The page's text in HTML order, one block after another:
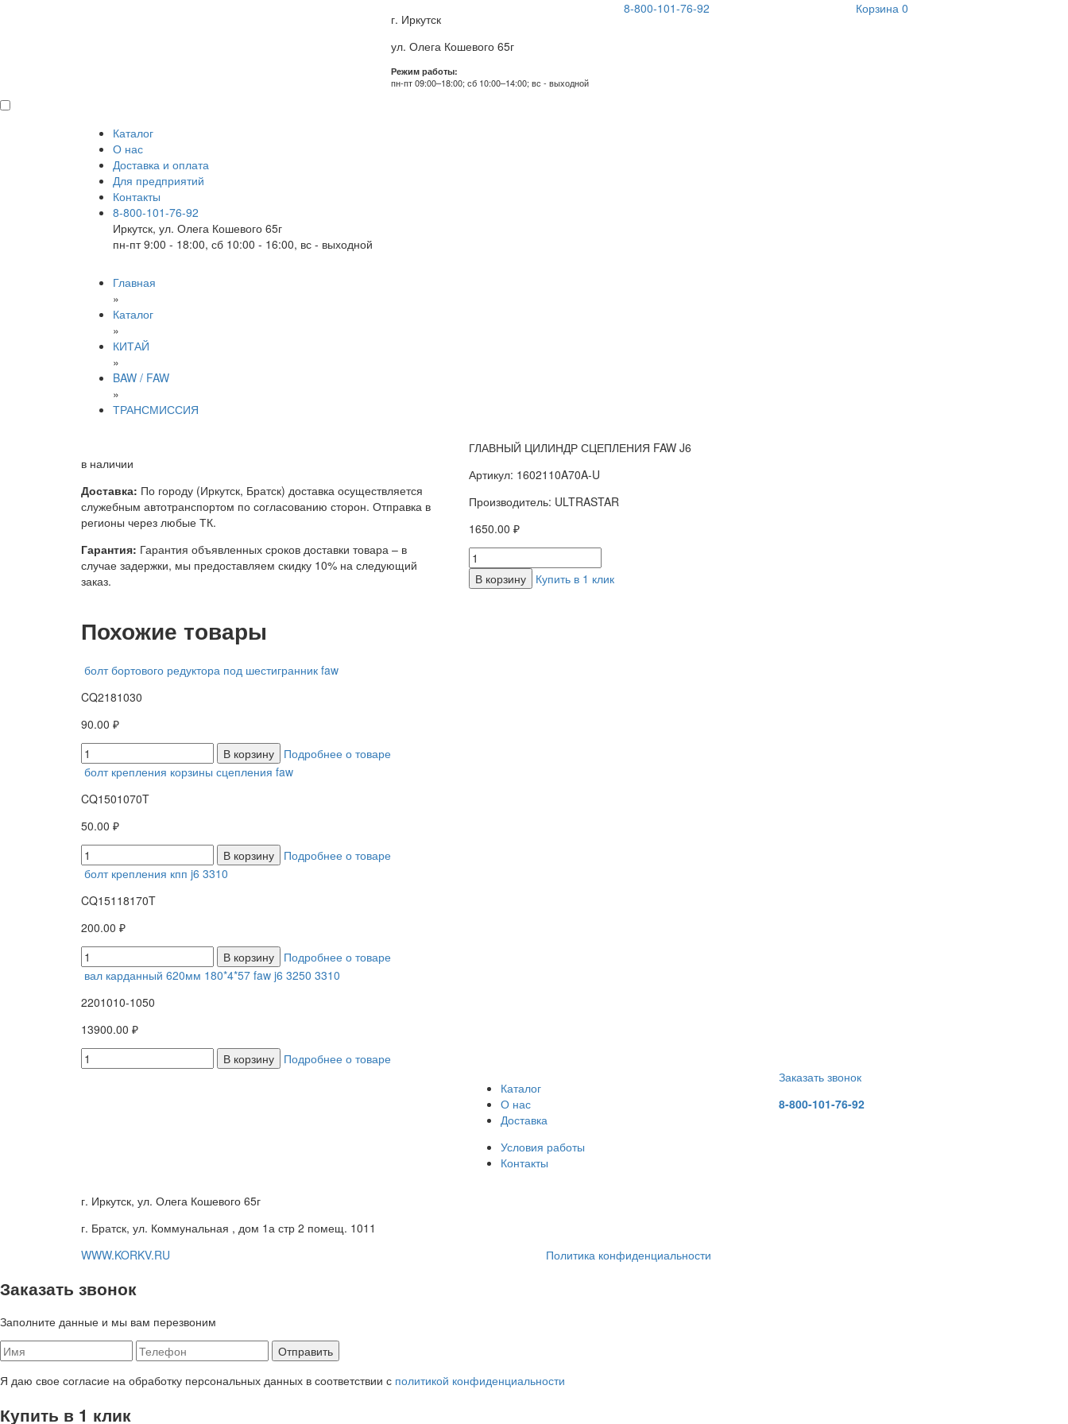
г. Иркутск
ул. Олега Кошевого 65г
Режим работы:
пн-пт 09:00–18:00; сб 10:00–14:00; вс - выходной
8-800-101-76-92 Корзина 0
Каталог
О нас
Доставка и оплата
Для предприятий
Контакты
8-800-101-76-92
Иркутск, ул. Олега Кошевого 65г
пн-пт 9:00 - 18:00, сб 10:00 - 16:00, вс - выходной
Главная
»
Каталог
»
КИТАЙ
»
BAW / FAW
»
ТРАНСМИССИЯ
в наличии
Доставка: По городу (Иркутск, Братск) доставка осуществляется
служебным автотранспортом по согласованию сторон. Отправка в
регионы через любые ТК.
Гарантия: Гарантия объявленных сроков доставки товара – в
случае задержки, мы предоставляем скидку 10% на следующий
заказ.
ГЛАВНЫЙ ЦИЛИНДР СЦЕПЛЕНИЯ FAW J6
Артикул: 1602110A70A-U
Производитель: ULTRASTAR
1650.00 ₽
В корзину Купить в 1 клик
Похожие товары
болт бортового редуктора под шестигранник faw
CQ2181030
90.00 ₽
В корзину
Подробнее о товаре
болт крепления корзины сцепления faw
CQ1501070T
50.00 ₽
В корзину
Подробнее о товаре
болт крепления кпп j6 3310
CQ15118170T
200.00 ₽
В корзину
Подробнее о товаре
вал карданный 620мм 180*4*57 faw j6 3250 3310
2201010-1050
13900.00 ₽
В корзину
Подробнее о товаре
Каталог
О нас
Доставка
Условия работы
Контакты
Заказать звонок
8-800-101-76-92
г. Иркутск, ул. Олега Кошевого 65г
г. Братск, ул. Коммунальная , дом 1а стр 2 помещ. 1011
WWW.KORKV.RU
Политика конфиденциальности
Заказать звонок
Заполните данные и мы вам перезвоним
Я даю свое согласие на обработку персональных данных в соответствии с политикой конфиденциальности
Купить в 1 клик